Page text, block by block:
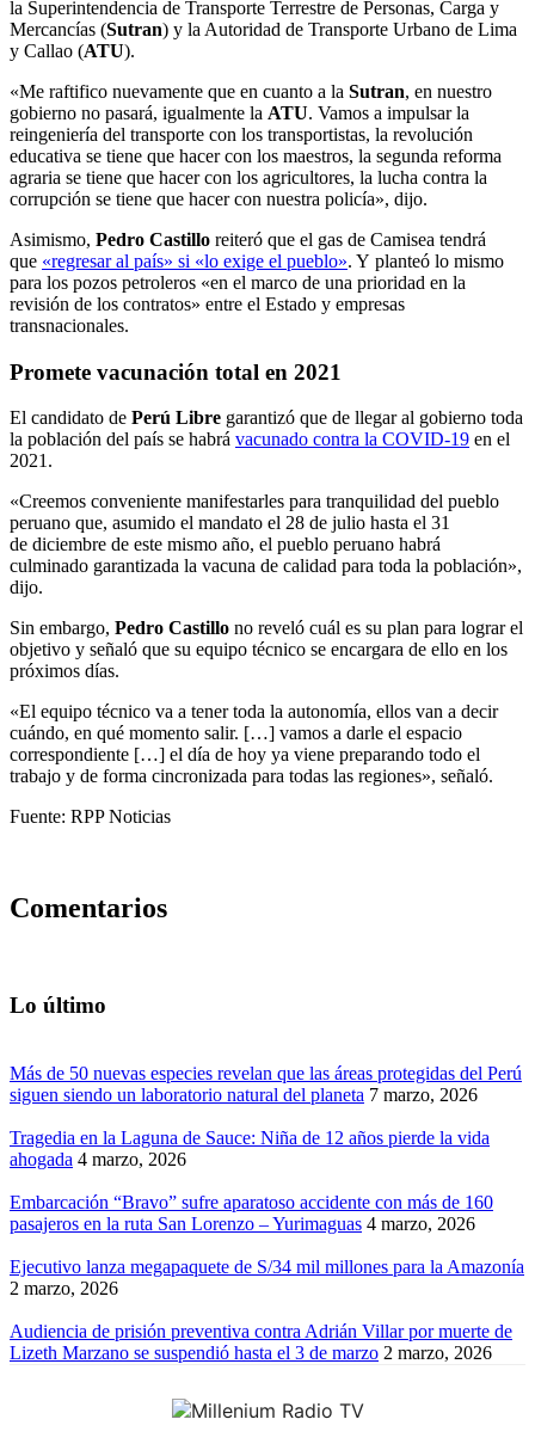
la Superintendencia de Transporte Terrestre de Personas, Carga y
Mercancías (Sutran) y la Autoridad de Transporte Urbano de Lima
y Callao (ATU).
«Me raftifico nuevamente que en cuanto a la Sutran, en nuestro
gobierno no pasará, igualmente la ATU. Vamos a impulsar la
reingeniería del transporte con los transportistas, la revolución
educativa se tiene que hacer con los maestros, la segunda reforma
agraria se tiene que hacer con los agricultores, la lucha contra la
corrupción se tiene que hacer con nuestra policía», dijo.
Asimismo, Pedro Castillo reiteró que el gas de Camisea tendrá
que «regresar al país» si «lo exige el pueblo». Y planteó lo mismo
para los pozos petroleros «en el marco de una prioridad en la
revisión de los contratos» entre el Estado y empresas
transnacionales.
Promete vacunación total en 2021
El candidato de Perú Libre garantizó que de llegar al gobierno toda
la población del país se habrá vacunado contra la COVID-19 en el
2021.
«Creemos conveniente manifestarles para tranquilidad del pueblo
peruano que, asumido el mandato el 28 de julio hasta el 31
de diciembre de este mismo año, el pueblo peruano habrá
culminado garantizada la vacuna de calidad para toda la población»,
dijo.
Sin embargo, Pedro Castillo no reveló cuál es su plan para lograr el
objetivo y señaló que su equipo técnico se encargara de ello en los
próximos días.
«El equipo técnico va a tener toda la autonomía, ellos van a decir
cuándo, en qué momento salir. […] vamos a darle el espacio
correspondiente […] el día de hoy ya viene preparando todo el
trabajo y de forma cincronizada para todas las regiones», señaló.
Fuente: RPP Noticias
Comentarios
Lo último
Más de 50 nuevas especies revelan que las áreas protegidas del Perú
siguen siendo un laboratorio natural del planeta 7 marzo, 2026
Tragedia en la Laguna de Sauce: Niña de 12 años pierde la vida
ahogada 4 marzo, 2026
Embarcación “Bravo” sufre aparatoso accidente con más de 160
pasajeros en la ruta San Lorenzo – Yurimaguas 4 marzo, 2026
Ejecutivo lanza megapaquete de S/34 mil millones para la Amazonía
2 marzo, 2026
Audiencia de prisión preventiva contra Adrián Villar por muerte de
Lizeth Marzano se suspendió hasta el 3 de marzo 2 marzo, 2026